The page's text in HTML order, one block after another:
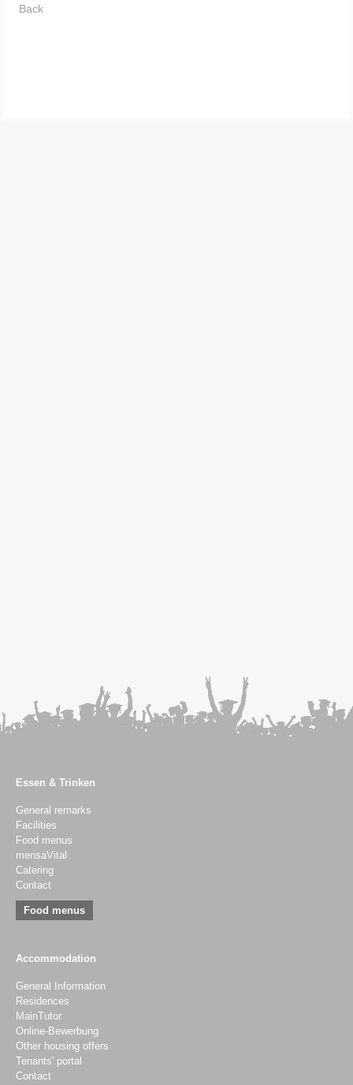
Back
Essen & Trinken
General remarks
Facilities
Food menus
mensaVital
Catering
Contact
Food menus
Accommodation
General Information
Residences
MainTutor
Online-Bewerbung
Other housing offers
Tenants' portal
Contact